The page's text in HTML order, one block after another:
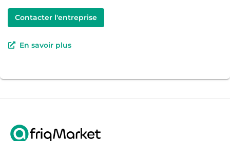
Contacter l'entreprise
En savoir plus